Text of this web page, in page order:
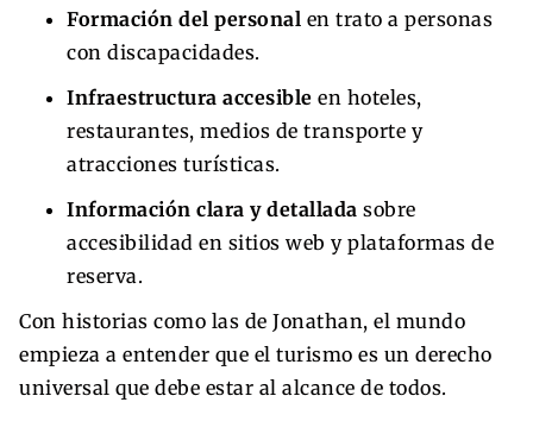
Formación del personal en trato a personas
con discapacidades.
Infraestructura accesible en hoteles,
restaurantes, medios de transporte y
atracciones turísticas.
Información clara y detallada sobre
accesibilidad en sitios web y plataformas de
reserva.
Con historias como las de Jonathan, el mundo
empieza a entender que el turismo es un derecho
universal que debe estar al alcance de todos.